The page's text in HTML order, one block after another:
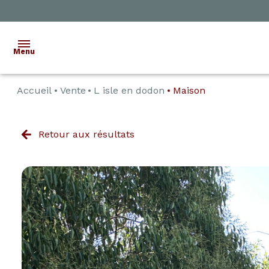
Menu
VENTE
ESTIMATION
ALERTE
E-MAIL
CONTACT
Accueil Vente L isle en dodon Maison
Retour aux résultats